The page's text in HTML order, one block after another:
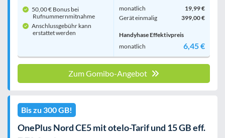
50,00 € Bonus bei
Rufnummern­mitnahme
Anschlussgebühr kann
erstattet werden
monatlich
19,99 €
Gerät einmalig
399,00 €
Handyhase Effektivpreis
monatlich
6,45 €
Zum Gomibo-Angebot
Bis zu 300 GB!
OnePlus Nord CE5 mit otelo-Tarif und 15 GB eff.